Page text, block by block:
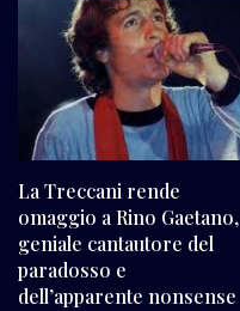
La Treccani rende
omaggio a Rino Gaetano,
geniale cantautore del
paradosso e
dell’apparente nonsense